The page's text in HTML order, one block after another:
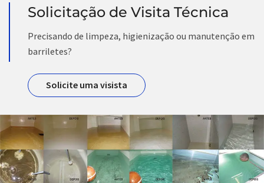
Solicitação de Visita Técnica
Precisando de limpeza, higienização ou manutenção em
barriletes?
Solicite uma visista